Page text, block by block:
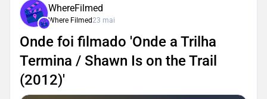
WhereFilmed
Where Filmed23 mai
Onde foi filmado 'Onde a Trilha
Termina / Shawn Is on the Trail
(2012)'